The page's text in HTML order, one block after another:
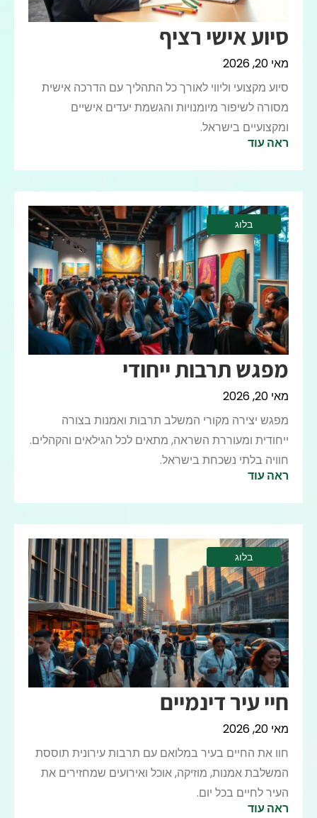
סיוע אישי רציף
מאי 20, 2026
סיוע מקצועי וליווי לאורך כל התהליך עם הדרכה אישית
מסורה לשיפור מיומנויות והגשמת יעדים אישיים
ומקצועיים בישראל.
ראה עוד
בלוג
מפגש תרבות ייחודי
מאי 20, 2026
מפגש יצירה מקורי המשלב תרבות ואמנות בצורה
ייחודית ומעוררת השראה, מתאים לכל הגילאים והקהלים.
חוויה בלתי נשכחת בישראל.
ראה עוד
בלוג
חיי עיר דינמיים
מאי 20, 2026
חוו את החיים בעיר במלואם עם תרבות עירונית תוססת
המשלבת אמנות, מוזיקה, אוכל ואירועים שמחזירים את
העיר לחיים בכל יום.
ראה עוד